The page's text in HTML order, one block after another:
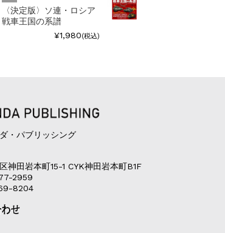
〈決定版〉ソ連・ロシア
戦車王国の系譜
¥1,980(税込)
・パブリッシング
神田岩本町15-1 CYK神田岩本町B1F
2959
8204